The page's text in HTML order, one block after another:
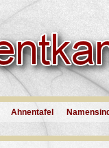
Ahnentafel